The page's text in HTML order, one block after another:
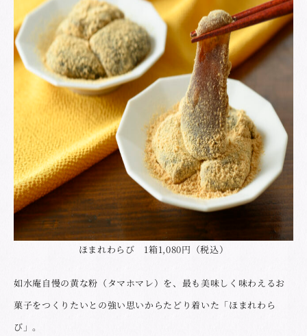
ほまれわらび 1箱1,080円（税込）
如水庵自慢の黄な粉（タマホマレ）を、最も美味しく味わえるお
菓子をつくりたいとの強い思いからたどり着いた「ほまれわら
び」。